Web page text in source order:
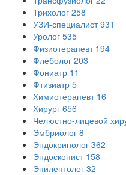
Трихолог 258
УЗИ-специалист 931
Уролог 535
Физиотерапевт 194
Флеболог 203
Фониатр 11
Фтизиатр 5
Химиотерапевт 16
Хирург 656
Челюстно-лицевой
Эмбриолог 8
Эндокринолог 362
Эндоскопист 158
Эпилептолог 32